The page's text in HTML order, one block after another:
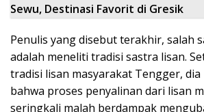
Sewu, Destinasi Favorit di Gresik
Penulis yang disebut terakhir, salah
adalah meneliti tradisi sastra lisan.
tradisi lisan masyarakat Tengger,
bahwa proses penyalinan dari lisan
seringkali malah berdampak